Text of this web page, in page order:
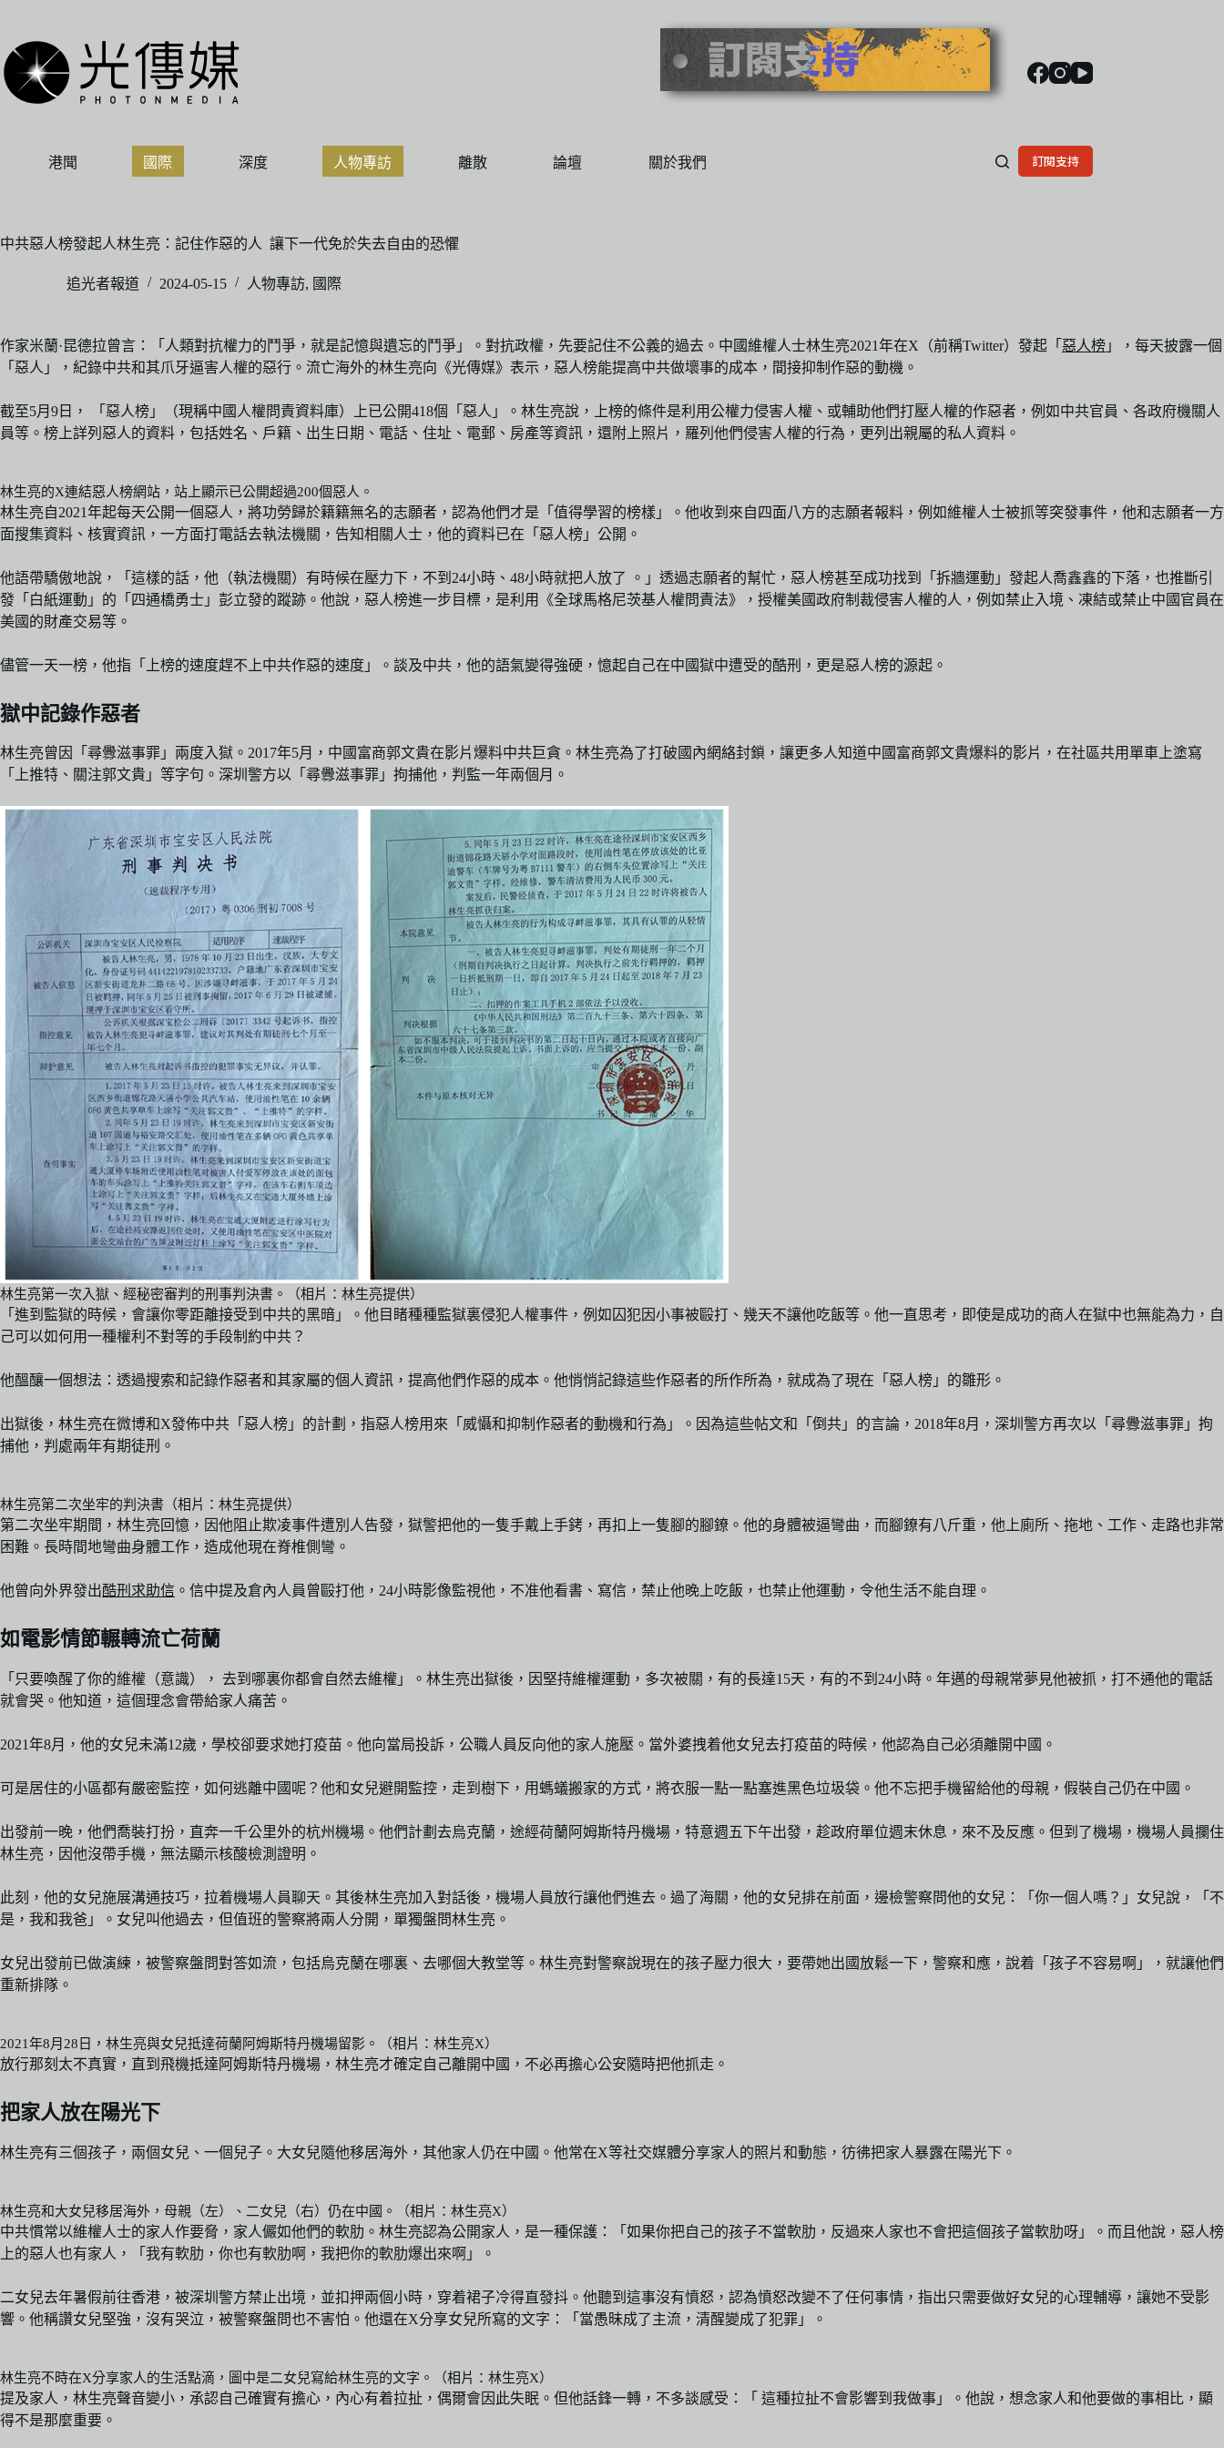
主
要
內
港聞 國際 深度 人物專訪 離散 論壇 關於我們 訂閱支持
中共惡人榜發起人林生亮：記住作惡的人 讓下一代免於失去自由的恐懼
追光者報道 2024-05-15 人物專訪, 國際
作家米蘭·昆德拉曾言：「人類對抗權力的鬥爭，就是記憶與遺忘的鬥爭」。對抗政權，先要記住不公義的過去。中國維權人士林生亮2021年在X（前稱Twitter）發起「 惡人榜 」，每天披露一個
「惡人」，紀錄中共和其爪牙逼害人權的惡行。流亡海外的林生亮向《光傳媒》表示，惡人榜能提高中共做壞事的成本，間接抑制作惡的動機。
截至5月9日， 「惡人榜」（現稱中國人權問責資料庫）上已公開418個「惡人」。林生亮說，上榜的條件是利用公權力侵害人權、或輔助他們打壓人權的作惡者，例如中共官員、各政府機關人
員等。榜上詳列惡人的資料，包括姓名、戶籍、出生日期、電話、住址、電郵、房產等資訊，還附上照片，羅列他們侵害人權的行為，更列出親屬的私人資料。
林生亮的X連結惡人榜網站，站上顯示已公開超過200個惡人。
林生亮自2021年起每天公開一個惡人，將功勞歸於籍籍無名的志願者，認為他們才是「值得學習的榜樣」。他收到來自四面八方的志願者報料，例如維權人士被抓等突發事件，他和志願者一方
面搜集資料、核實資訊，一方面打電話去執法機關，告知相關人士，他的資料已在「惡人榜」公開。
他語帶驕傲地說，「這樣的話，他（執法機關）有時候在壓力下，不到24小時、48小時就把人放了 。」透過志願者的幫忙，惡人榜甚至成功找到「拆牆運動」發起人喬鑫鑫的下落，也推斷引
發「白紙運動」的「四通橋勇士」彭立發的蹤跡。他說，惡人榜進一步目標，是利用《全球馬格尼茨基人權問責法》，授權美國政府制裁侵害人權的人，例如禁止入境、凍結或禁止中國官員在
美國的財產交易等。
儘管一天一榜，他指「上榜的速度趕不上中共作惡的速度」。談及中共，他的語氣變得強硬，憶起自己在中國獄中遭受的酷刑，更是惡人榜的源起。
獄中記錄作惡者
林生亮曾因「尋釁滋事罪」兩度入獄。2017年5月，中國富商郭文貴在影片爆料中共巨貪。林生亮為了打破國內網絡封鎖，讓更多人知道中國富商郭文貴爆料的影片，在社區共用單車上塗寫
「上推特、關注郭文貴」等字句。深圳警方以「尋釁滋事罪」拘捕他，判監一年兩個月。
林生亮第一次入獄、經秘密審判的刑事判決書。（相片：林生亮提供）
「進到監獄的時候，會讓你零距離接受到中共的黑暗」。他目睹種種監獄裏侵犯人權事件，例如囚犯因小事被毆打、幾天不讓他吃飯等。他一直思考，即使是成功的商人在獄中也無能為力，自
己可以如何用一種權利不對等的手段制約中共？
他醞釀一個想法：透過搜索和記錄作惡者和其家屬的個人資訊，提高他們作惡的成本。他悄悄記錄這些作惡者的所作所為，就成為了現在「惡人榜」的雛形。
出獄後，林生亮在微博和X發佈中共「惡人榜」的計劃，指惡人榜用來「威懾和抑制作惡者的動機和行為」。因為這些帖文和「倒共」的言論，2018年8月，深圳警方再次以「尋釁滋事罪」拘
捕他，判處兩年有期徒刑。
林生亮第二次坐牢的判決書（相片：林生亮提供）
第二次坐牢期間，林生亮回憶，因他阻止欺凌事件遭別人告發，獄警把他的一隻手戴上手銬，再扣上一隻腳的腳鐐。他的身體被逼彎曲，而腳鐐有八斤重，他上廁所、拖地、工作、走路也非常
困難。長時間地彎曲身體工作，造成他現在脊椎側彎。
他曾向外界發出酷刑求助信 。信中提及倉內人員曾毆打他，24小時影像監視他，不准他看書、寫信，禁止他晚上吃飯，也禁止他運動，令他生活不能自理。
如電影情節輾轉流亡荷蘭
「只要喚醒了你的維權（意識）， 去到哪裏你都會自然去維權」。林生亮出獄後，因堅持維權運動，多次被關，有的長達15天，有的不到24小時。年邁的母親常夢見他被抓，打不通他的電話
就會哭。他知道，這個理念會帶給家人痛苦。
2021年8月，他的女兒未滿12歲，學校卻要求她打疫苗。他向當局投訴，公職人員反向他的家人施壓。當外婆拽着他女兒去打疫苗的時候，他認為自己必須離開中國。
可是居住的小區都有嚴密監控，如何逃離中國呢？他和女兒避開監控，走到樹下，用螞蟻搬家的方式，將衣服一點一點塞進黑色垃圾袋。他不忘把手機留給他的母親，假裝自己仍在中國。
出發前一晚，他們喬裝打扮，直奔一千公里外的杭州機場。他們計劃去烏克蘭，途經荷蘭阿姆斯特丹機場，特意週五下午出發，趁政府單位週末休息，來不及反應。但到了機場，機場人員攔住
林生亮，因他沒帶手機，無法顯示核酸檢測證明。
此刻，他的女兒施展溝通技巧，拉着機場人員聊天。其後林生亮加入對話後，機場人員放行讓他們進去。過了海關，他的女兒排在前面，邊檢警察問他的女兒：「你一個人嗎？」女兒說，「不
是，我和我爸」。女兒叫他過去，但值班的警察將兩人分開，單獨盤問林生亮。
女兒出發前已做演練，被警察盤問對答如流，包括烏克蘭在哪裏、去哪個大教堂等。林生亮對警察說現在的孩子壓力很大，要帶她出國放鬆一下，警察和應，說着「孩子不容易啊」，就讓他們
重新排隊。
2021年8月28日，林生亮與女兒抵達荷蘭阿姆斯特丹機場留影。（相片：林生亮X）
放行那刻太不真實，直到飛機抵達阿姆斯特丹機場，林生亮才確定自己離開中國，不必再擔心公安隨時把他抓走。
把家人放在陽光下
林生亮有三個孩子，兩個女兒、一個兒子。大女兒隨他移居海外，其他家人仍在中國。他常在X等社交媒體分享家人的照片和動態，彷彿把家人暴露在陽光下。
林生亮和大女兒移居海外，母親（左）、二女兒（右）仍在中國。（相片：林生亮X）
中共慣常以維權人士的家人作要脅，家人儼如他們的軟肋。林生亮認為公開家人，是一種保護：「如果你把自己的孩子不當軟肋，反過來人家也不會把這個孩子當軟肋呀」。而且他說，惡人榜
上的惡人也有家人，「我有軟肋，你也有軟肋啊，我把你的軟肋爆出來啊」。
二女兒去年暑假前往香港，被深圳警方禁止出境，並扣押兩個小時，穿着裙子冷得直發抖。他聽到這事沒有憤怒，認為憤怒改變不了任何事情，指出只需要做好女兒的心理輔導，讓她不受影
響。他稱讚女兒堅強，沒有哭泣，被警察盤問也不害怕。他還在X分享女兒所寫的文字：「當愚昧成了主流，清醒變成了犯罪」。
林生亮不時在X分享家人的生活點滴，圖中是二女兒寫給林生亮的文字。（相片：林生亮X）
提及家人，林生亮聲音變小，承認自己確實有擔心，內心有着拉扯，偶爾會因此失眠。但他話鋒一轉，不多談感受：「 這種拉扯不會影響到我做事」。他說，想念家人和他要做的事相比，顯
得不是那麼重要。